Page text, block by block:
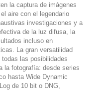
la captura de imágenes
aire con el legendario
investigaciones y a
de la luz difusa, la
incluso en
La gran versatilidad
las posibilidades
la fotografía: desde series
hasta Wide Dynamic
de 10 bit o DNG,